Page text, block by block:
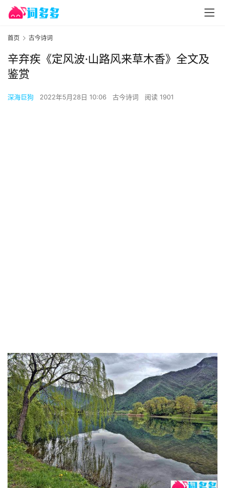
首页 古今诗词
辛弃疾《定风波·山路风来草木香》全文及
鉴赏
深海巨狗 2022年5月28日 10:06 古今诗词 阅读 1901